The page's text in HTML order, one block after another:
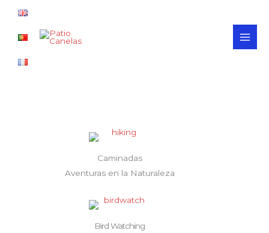
contenido
Caminadas
Aventuras en la Naturaleza
Bird Watching